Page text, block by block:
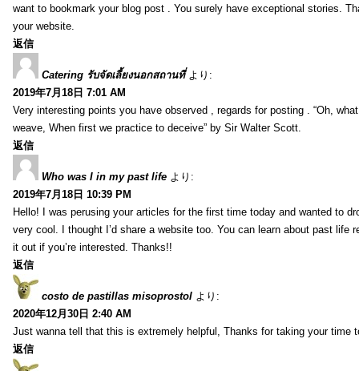
want to bookmark your blog post . You surely have exceptional stories.
your website.
返信
Catering รับจัดเลี้ยงนอกสถานที่ より:
2019年7月18日 7:01 AM
Very interesting points you have observed , regards for posting . “Oh,
weave, When first we practice to deceive” by Sir Walter Scott.
返信
Who was I in my past life より:
2019年7月18日 10:39 PM
Hello! I was perusing your articles for the first time today and wanted to
very cool. I thought I’d share a website too. You can learn about past life
it out if you’re interested. Thanks!!
返信
costo de pastillas misoprostol より:
2020年12月30日 2:40 AM
Just wanna tell that this is extremely helpful, Thanks for taking your time
返信